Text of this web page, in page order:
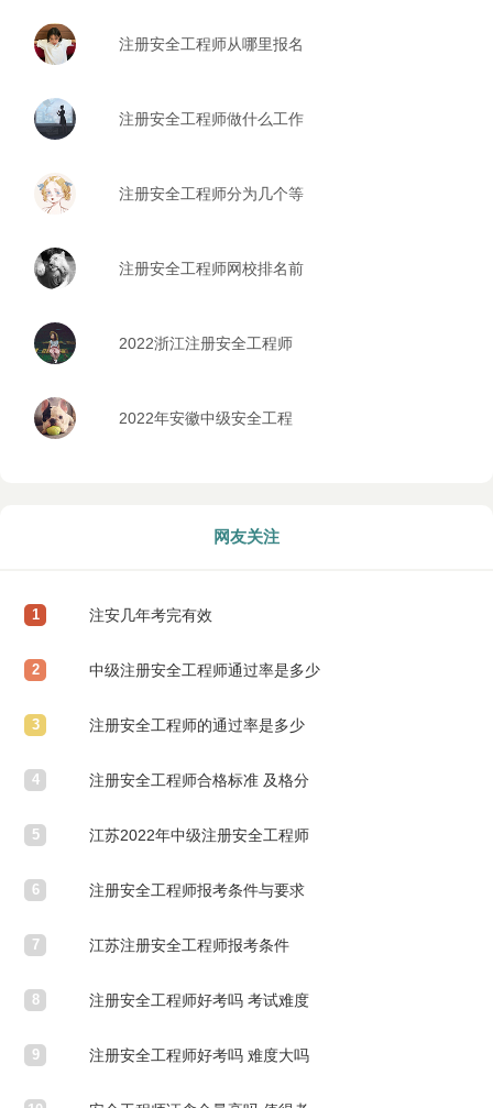
注册安全工程师从哪里报名
注册安全工程师做什么工作
注册安全工程师分为几个等
注册安全工程师网校排名前
2022浙江注册安全工程师
2022年安徽中级安全工程
网友关注
1 注安几年考完有效
2 中级注册安全工程师通过率是多少
3 注册安全工程师的通过率是多少
4 注册安全工程师合格标准 及格分
数线是多少
5 江苏2022年中级注册安全工程师
考试时间
6 注册安全工程师报考条件与要求
7 江苏注册安全工程师报考条件
2022什么时候报名
8 注册安全工程师好考吗 考试难度
大吗
9 注册安全工程师好考吗 难度大吗